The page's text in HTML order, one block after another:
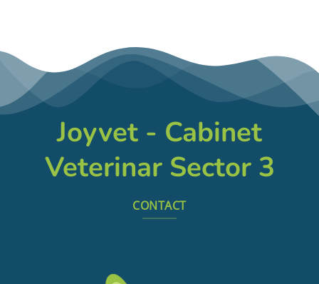
Joyvet - Cabinet
Veterinar Sector 3
CONTACT